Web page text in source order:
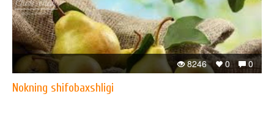
0
0
8246
Nokning shifobaxshligi